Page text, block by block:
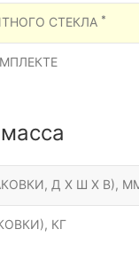
СТЕКЛА *
Д Х Ш Х В),
КГ